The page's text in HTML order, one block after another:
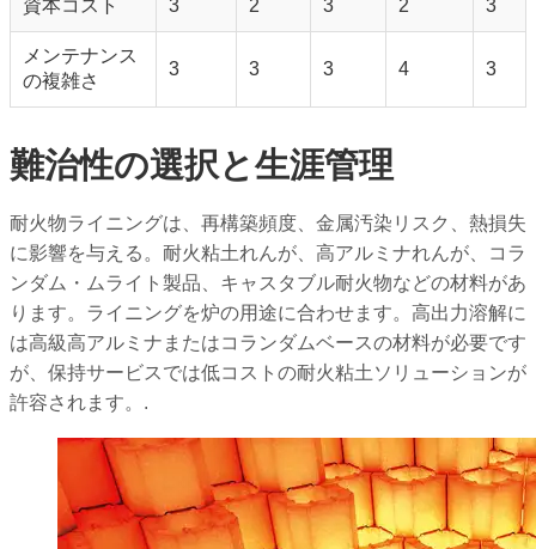
資本コスト 3 2 3 2 3
メンテナンス
の複雑さ
3 3 3 4 3
難治性の選択と生涯管理
耐火物ライニングは、再構築頻度、金属汚染リスク、熱損失
に影響を与える。耐火粘土れんが、高アルミナれんが、コラ
ンダム・ムライト製品、キャスタブル耐火物などの材料があ
ります。ライニングを炉の用途に合わせます。高出力溶解に
は高級高アルミナまたはコランダムベースの材料が必要です
が、保持サービスでは低コストの耐火粘土ソリューションが
許容されます。.